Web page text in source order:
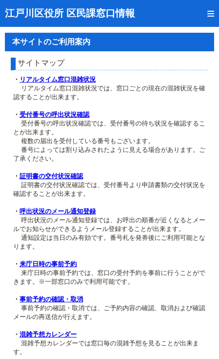
江戸川区役所 区民課窓口情報
トップページ
受付番号の呼出状況確認
証明書の交付状況確認
呼出状況のメール通知登録
来庁日時の事前予約
事前予約の確認・取消
混雑予想カレンダー
本サイトのご利用案内
本サイトのご利用案内
サイトマップ
・ リアルタイム窓口混雑状況
リアルタイム窓口混雑状況では、窓口ごとの現在の混雑状況を確
認することが出来ます。
・ 受付番号の呼出状況確認
受付番号の呼出状況確認では、受付番号の待ち状況を確認するこ
とが出来ます。
複数の届出を受付している番号もございます。
番号によっては割り込みされたように見える場合があります。ご
了承ください。
・ 証明書の交付状況確認
証明書の交付状況確認では、受付番号より申請書類の交付状況を
確認することが出来ます。
・ 呼出状況のメール通知登録
呼出状況のメール通知登録では、お呼出の順番が近くなるとメー
ルでお知らせができるようメール登録することが出来ます。
通知設定は当日のみ有効です。番号札を発券後にご利用可能とな
ります。
・ 来庁日時の事前予約
来庁日時の事前予約では、窓口の受付予約を事前に行うことがで
きます。※一部窓口のみで利用可能です。
・ 事前予約の確認・取消
事前予約の確認・取消では、ご予約内容の確認、取消および確認
メールの再送信が行えます。
・ 混雑予想カレンダー
混雑予想カレンダーでは窓口毎の混雑予想を見ることが出来ま
す。